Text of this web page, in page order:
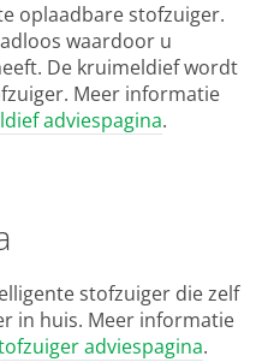
oplaadbare stofzuiger.
waardoor u
De kruimeldief wordt
Meer informatie
adviespagina.
stofzuiger die zelf
in huis. Meer informatie
adviespagina.